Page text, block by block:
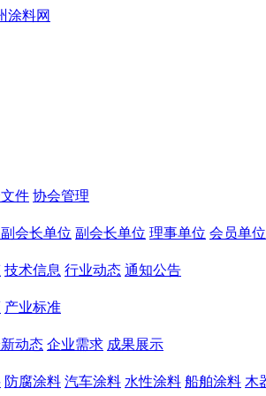
件 协会管理
会长单位 副会长单位 理事单位 会员单位
技术信息 行业动态 通知公告
产业标准
动态 企业需求 成果展示
防腐涂料 汽车涂料 水性涂料 船舶涂料 木